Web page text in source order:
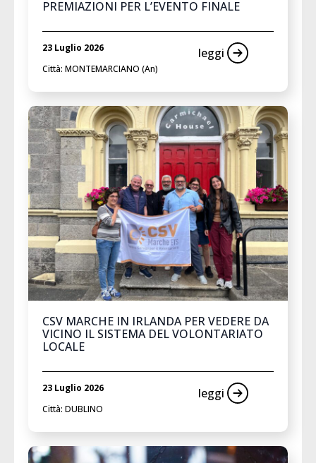
PREMIAZIONI PER L’EVENTO FINALE
23 Luglio 2026
Città: MONTEMARCIANO (An)
leggi
CSV MARCHE IN IRLANDA PER VEDERE DA
VICINO IL SISTEMA DEL VOLONTARIATO
LOCALE
23 Luglio 2026
Città: DUBLINO
leggi